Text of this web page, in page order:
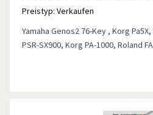
Preistyp: Verkaufen
Yamaha Genos2 76-Key , Korg
PSR-SX900, Korg PA-1000, Roland